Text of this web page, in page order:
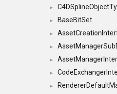
►
► BaseBitSet
►
►
►
►
►